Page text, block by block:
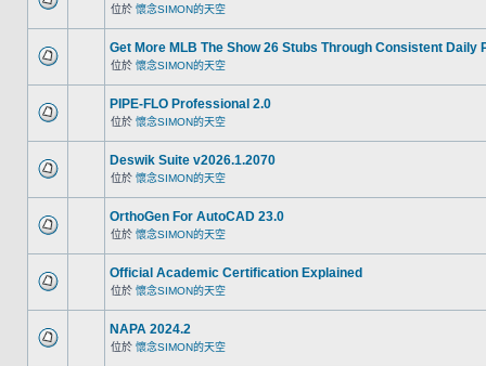
位於 懷念SIMON的天空
Get More MLB The Show 26 Stubs Through Consistent Daily
位於 懷念SIMON的天空
PIPE-FLO Professional 2.0
位於 懷念SIMON的天空
Deswik Suite v2026.1.2070
位於 懷念SIMON的天空
OrthoGen For AutoCAD 23.0
位於 懷念SIMON的天空
Official Academic Certification Explained
位於 懷念SIMON的天空
NAPA 2024.2
位於 懷念SIMON的天空